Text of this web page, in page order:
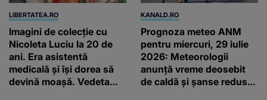
LIBERTATEA.RO
Imagini de colecție cu
Nicoleta Luciu la 20 de
ani. Era asistentă
medicală și își dorea să
devină moașă. Vedeta
KANALD.RO
Prognoza meteo ANM
pentru miercuri, 29 iulie
2026: Meteorologii
anunță vreme deosebit
de caldă și șanse reduse